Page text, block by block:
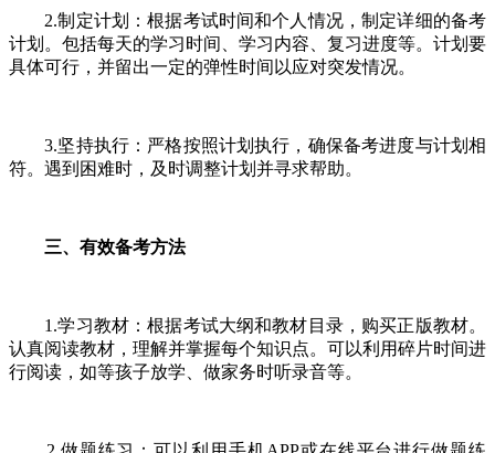
2.制定计划：根据考试时间和个人情况，制定详细的备考
计划。包括每天的学习时间、学习内容、复习进度等。计划要
具体可行，并留出一定的弹性时间以应对突发情况。
3.坚持执行：严格按照计划执行，确保备考进度与计划相
符。遇到困难时，及时调整计划并寻求帮助。
三、有效备考方法
1.学习教材：根据考试大纲和教材目录，购买正版教材。
认真阅读教材，理解并掌握每个知识点。可以利用碎片时间进
行阅读，如等孩子放学、做家务时听录音等。